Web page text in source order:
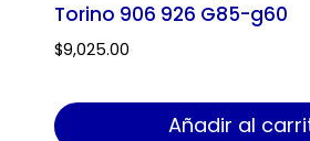
Torino 906 926 G85-g60
$9,025.00
Añadir al